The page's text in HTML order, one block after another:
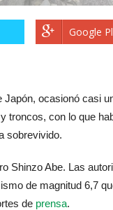
Google
ocasionó casi
troncos, con lo que
sobrevivido.
Shinzo Abe. Las
de magnitud 6,7
de prensa.